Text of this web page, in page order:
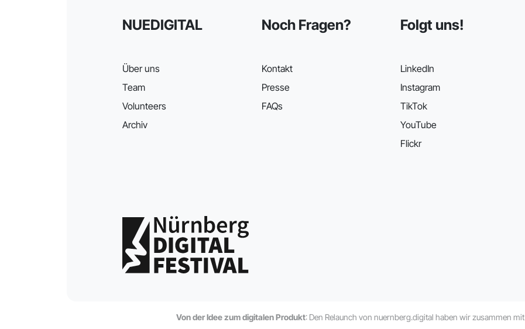
NUEDIGITAL
Über uns
Team
Volunteers
Archiv
Noch Fragen?
Kontakt
Presse
FAQs
Folgt uns!
LinkedIn
Instagram
TikTok
YouTube
Flickr
Von der Idee zum digitalen Produkt: Den Relaunch von nuernberg.digital haben wir zusammen mit